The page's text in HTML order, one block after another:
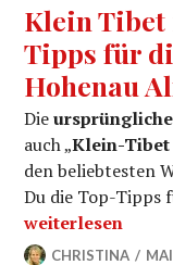
Klein
Tipps für
Hohenau
Die
auch „Klein-
den beliebtesten
Du die Top-Tipps
„Klein Tibet im
weiterlesen
CHRISTINA